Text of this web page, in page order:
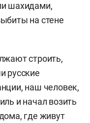
шахидами,
на стене
строить,
русские
наш человек,
и начал возить
где живут